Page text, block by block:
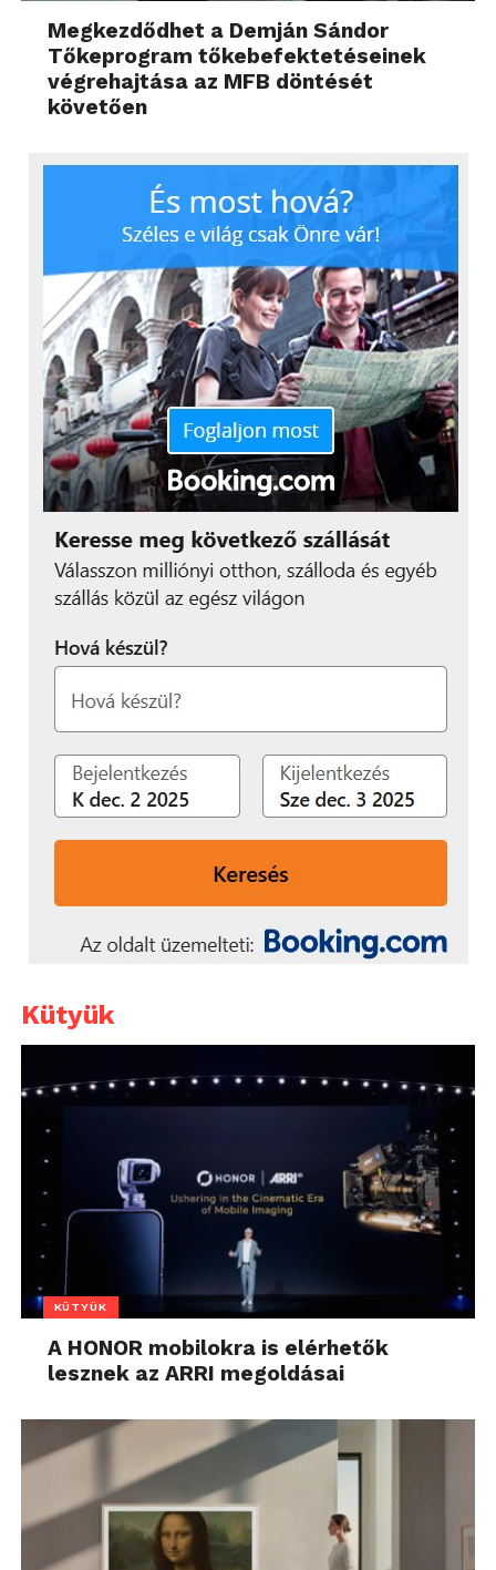
Megkezdődhet a Demján Sándor
Tőkeprogram tőkebefektetéseinek
végrehajtása az MFB döntését
követően
Kütyük
KÜTYÜK
A HONOR mobilokra is elérhetők
lesznek az ARRI megoldásai